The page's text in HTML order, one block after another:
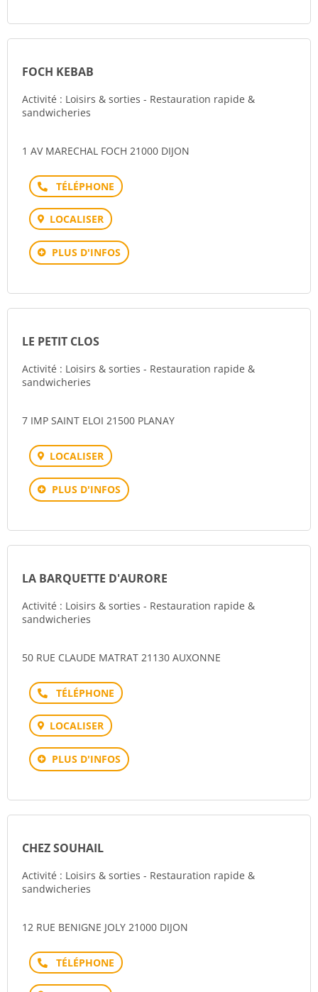
FOCH KEBAB
Activité : Loisirs & sorties - Restauration rapide &
sandwicheries
1 AV MARECHAL FOCH 21000 DIJON
Téléphone
LOCALISER
PLUS D'INFOS
LE PETIT CLOS
Activité : Loisirs & sorties - Restauration rapide &
sandwicheries
7 IMP SAINT ELOI 21500 PLANAY
LOCALISER
PLUS D'INFOS
LA BARQUETTE D'AURORE
Activité : Loisirs & sorties - Restauration rapide &
sandwicheries
50 RUE CLAUDE MATRAT 21130 AUXONNE
Téléphone
LOCALISER
PLUS D'INFOS
CHEZ SOUHAIL
Activité : Loisirs & sorties - Restauration rapide &
sandwicheries
12 RUE BENIGNE JOLY 21000 DIJON
Téléphone